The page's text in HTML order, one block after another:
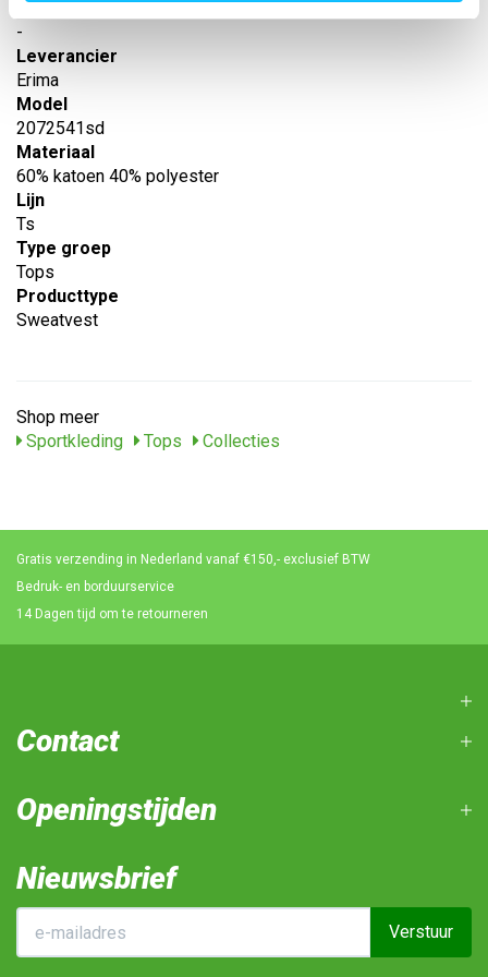
EAN nummer
-
Leverancier
Erima
Model
2072541sd
Materiaal
60% katoen 40% polyester
Lijn
Ts
Type groep
Tops
Producttype
Sweatvest
Shop meer
Sportkleding
Tops Collecties
Gratis verzending in Nederland vanaf €150,- exclusief BTW
Bedruk- en borduurservice
14 Dagen tijd om te retourneren
Contact
Openingstijden
Nieuwsbrief
Verstuur